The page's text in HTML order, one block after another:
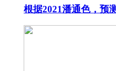
根据2021潘通色，预